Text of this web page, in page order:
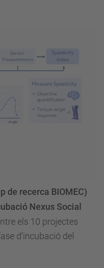
els 10 projectes
d’incubació del
de recerca BIOMEC)
Nexus Social